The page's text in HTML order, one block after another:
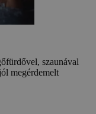
szaunával
megérdemelt